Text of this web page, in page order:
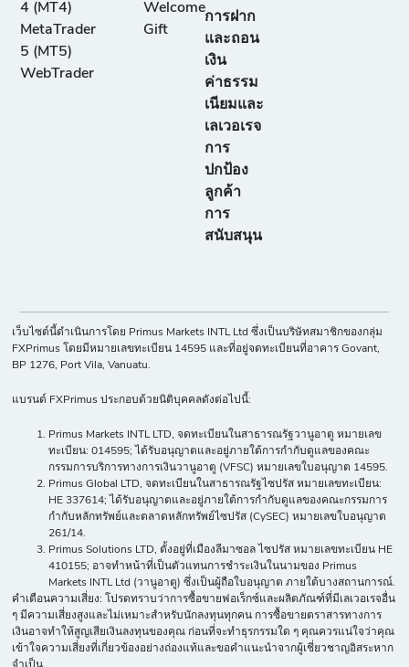
4 (MT4)
MetaTrader
5 (MT5)
WebTrader
Welcome
Gift
การฝาก
และถอน
เงิน
ค่าธรรม
เนียมและ
เลเวอเรจ
การ
ปกป้อง
ลูกค้า
การ
สนับสนุน
เว็บไซต์นี้ดำเนินการโดย Primus Markets INTL Ltd ซึ่งเป็นบริษัทสมาชิกของกลุ่ม
FXPrimus โดยมีหมายเลขทะเบียน 14595 และที่อยู่จดทะเบียนที่อาคาร Govant,
BP 1276, Port Vila, Vanuatu.
แบรนด์ FXPrimus ประกอบด้วยนิติบุคคลดังต่อไปนี้:
Primus Markets INTL LTD, จดทะเบียนในสาธารณรัฐวานูอาตู หมายเลข
ทะเบียน: 014595; ได้รับอนุญาตและอยู่ภายใต้การกำกับดูแลของคณะ
กรรมการบริการทางการเงินวานูอาตู (VFSC) หมายเลขใบอนุญาต 14595.
Primus Global LTD, จดทะเบียนในสาธารณรัฐไซปรัส หมายเลขทะเบียน:
HE 337614; ได้รับอนุญาตและอยู่ภายใต้การกำกับดูแลของคณะกรรมการ
กำกับหลักทรัพย์และตลาดหลักทรัพย์ไซปรัส (CySEC) หมายเลขใบอนุญาต
261/14.
Primus Solutions LTD, ตั้งอยู่ที่เมืองลีมาซอล ไซปรัส หมายเลขทะเบียน HE
410155; อาจทำหน้าที่เป็นตัวแทนการชำระเงินในนามของ Primus
Markets INTL Ltd (วานูอาตู) ซึ่งเป็นผู้ถือใบอนุญาต ภายใต้บางสถานการณ์.
คำเตือนความเสี่ยง: โปรดทราบว่าการซื้อขายฟอเร็กซ์และผลิตภัณฑ์ที่มีเลเวอเรจอื่น
ๆ มีความเสี่ยงสูงและไม่เหมาะสำหรับนักลงทุนทุกคน การซื้อขายตราสารทางการ
เงินอาจทำให้สูญเสียเงินลงทุนของคุณ ก่อนที่จะทำธุรกรรมใด ๆ คุณควรแน่ใจว่าคุณ
เข้าใจความเสี่ยงที่เกี่ยวข้องอย่างถ่องแท้และขอคำแนะนำจากผู้เชี่ยวชาญอิสระหาก
จำเป็น.